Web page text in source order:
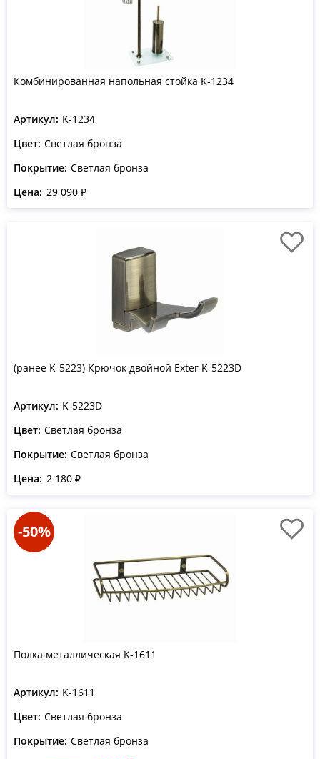
Комбинированная напольная стойка K-1234
Артикул: K-1234
Цвет: Светлая бронза
Покрытие: Светлая бронза
Цена: 29 090 ₽
(ранее К-5223) Крючок двойной Exter K-5223D
Артикул: K-5223D
Цвет: Светлая бронза
Покрытие: Светлая бронза
Цена: 2 180 ₽
-50%
Полка металлическая K-1611
Артикул: K-1611
Цвет: Светлая бронза
Покрытие: Светлая бронза